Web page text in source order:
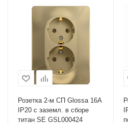
Розетка 2-м СП Glossa 16А
IP20 с заземл. в сборе
титан SE GSL000424